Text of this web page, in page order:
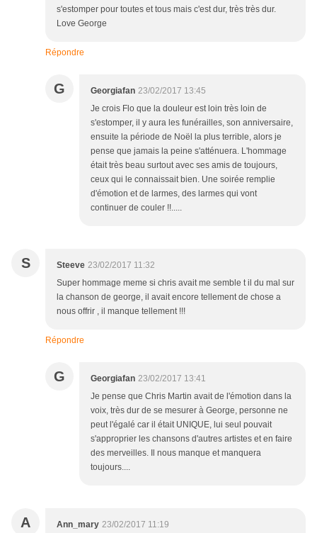
s'estomper pour toutes et tous mais c'est dur, très très dur.
Love George
Répondre
G Georgiafan 23/02/2017 13:45
Je crois Flo que la douleur est loin très loin de
s'estomper, il y aura les funérailles, son anniversaire,
ensuite la période de Noël la plus terrible, alors je
pense que jamais la peine s'atténuera. L'hommage
était très beau surtout avec ses amis de toujours,
ceux qui le connaissait bien. Une soirée remplie
d'émotion et de larmes, des larmes qui vont
continuer de couler !!.....
S Steeve 23/02/2017 11:32
Super hommage meme si chris avait me semble t il du mal sur
la chanson de george, il avait encore tellement de chose a
nous offrir , il manque tellement !!!
Répondre
G Georgiafan 23/02/2017 13:41
Je pense que Chris Martin avait de l'émotion dans la
voix, très dur de se mesurer à George, personne ne
peut l'égalé car il était UNIQUE, lui seul pouvait
s'approprier les chansons d'autres artistes et en faire
des merveilles. Il nous manque et manquera
toujours....
A Ann_mary 23/02/2017 11:19